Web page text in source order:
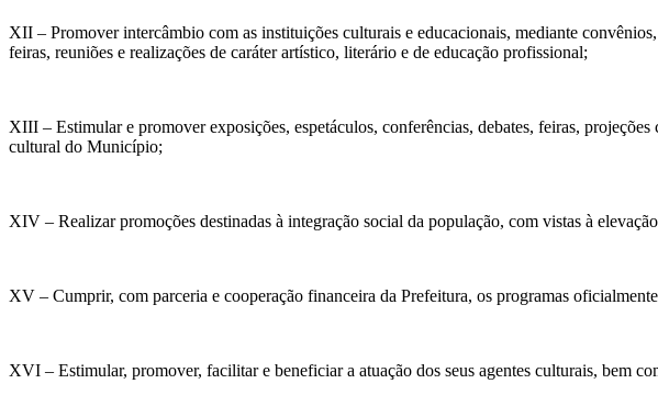
XII – Promover intercâmbio com as instituições culturais e educacionais, mediante
feiras, reuniões e realizações de caráter artístico, literário e de educação profissional;
XIII – Estimular e promover exposições, espetáculos, conferências, debates, feiras,
cultural do Município;
XIV – Realizar promoções destinadas à integração social da população, com vistas à
XV – Cumprir, com parceria e cooperação financeira da Prefeitura, os programas
XVI – Estimular, promover, facilitar e beneficiar a atuação dos seus agentes culturais, bem